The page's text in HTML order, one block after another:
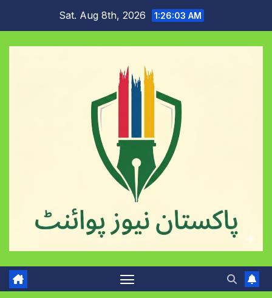
content
Sat. Aug 8th, 2026 1:26:03 AM